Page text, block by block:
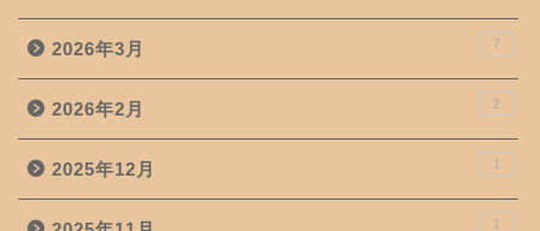
2026年3月 7
2026年2月 2
2025年12月 1
1